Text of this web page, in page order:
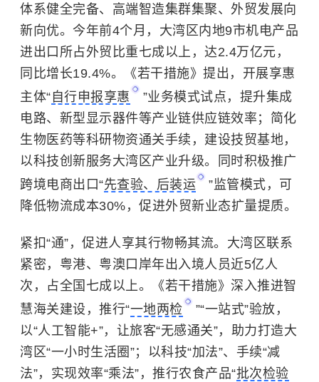
体系健全完备、高端智造集群集聚、外贸发展向
新向优。今年前4个月，大湾区内地9市机电产品
进出口所占外贸比重七成以上，达2.4万亿元，
同比增长19.4%。《若干措施》提出，开展享惠
主体“ 自行申报享惠
”业务模式试点，提升集成
电路、新型显示器件等产业链供应链效率；简化
生物医药等科研物资通关手续，建设技贸基地，
以科技创新服务大湾区产业升级。同时积极推广
跨境电商出口“先查验、后装运
”监管模式，可
降低物流成本30%，促进外贸新业态扩量提质。
紧扣“通”，促进人享其行物畅其流。大湾区联系
紧密，粤港、粤澳口岸年出入境人员近5亿人
次，占全国七成以上。《若干措施》深入推进智
慧海关建设，推行“一地两检
”“一站式”验放，
以“人工智能+”，让旅客“无感通关”，助力打造大
湾区“一小时生活圈”；以科技“加法”、手续“减
法”，实现效率“乘法”，推行农食产品“批次检验